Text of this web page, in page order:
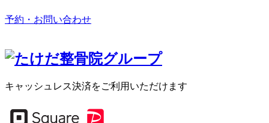
予約・お問い合わせ
キャッシュレス決済をご利用いただけます